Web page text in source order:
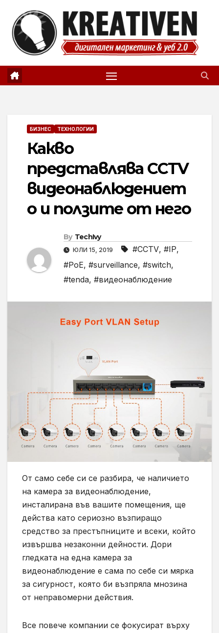
content
БИЗНЕС ТЕХНОЛОГИИ
Какво
представлява CCTV
видеонаблюдениет
о и ползите от него
By TechIvy
ЮЛИ 15, 2019 #CCTV, #IP,
#PoE, #surveillance, #switch,
#tenda, #видеонаблюдение
От само себе си се разбира, че наличието
на камера за видеонаблюдение,
инсталирана във вашите помещения, ще
действа като сериозно възпиращо
средство за престъпниците и всеки, който
извършва незаконни дейности. Дори
гледката на една камера за
видеонаблюдение е сама по себе си мярка
за сигурност, която би възпряла мнозина
от неправомерни действия.
Все повече компании се фокусират върху